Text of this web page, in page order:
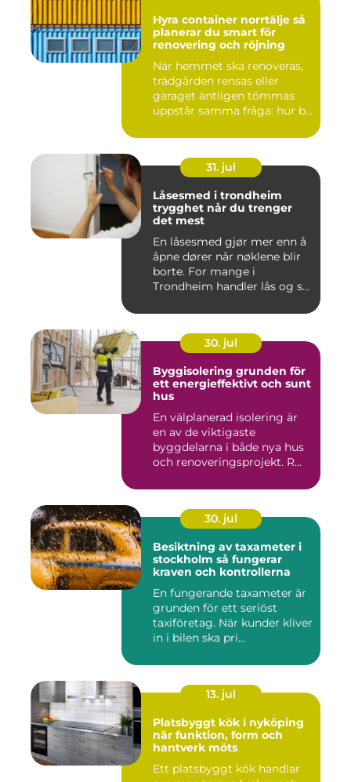
Hyra container norrtälje så
planerar du smart för
renovering och röjning
När hemmet ska renoveras,
trädgården rensas eller
garaget äntligen tömmas
uppstår samma fråga: hur b...
31. jul
Låsesmed i trondheim
trygghet når du trenger
det mest
En låsesmed gjør mer enn å
åpne dører når nøklene blir
borte. For mange i
Trondheim handler lås og s...
30. jul
Byggisolering grunden för
ett energieffektivt och sunt
hus
En välplanerad isolering är
en av de viktigaste
byggdelarna i både nya hus
och renoveringsprojekt. R...
30. jul
Besiktning av taxameter i
stockholm så fungerar
kraven och kontrollerna
En fungerande taxameter är
grunden för ett seriöst
taxiföretag. När kunder kliver
in i bilen ska pri...
13. jul
Platsbyggt kök i nyköping
när funktion, form och
hantverk möts
Ett platsbyggt kök handlar